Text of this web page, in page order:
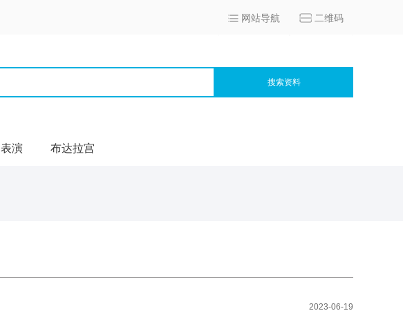
网站导航 二维码
搜索资料
表演 布达拉宫
2023-06-19